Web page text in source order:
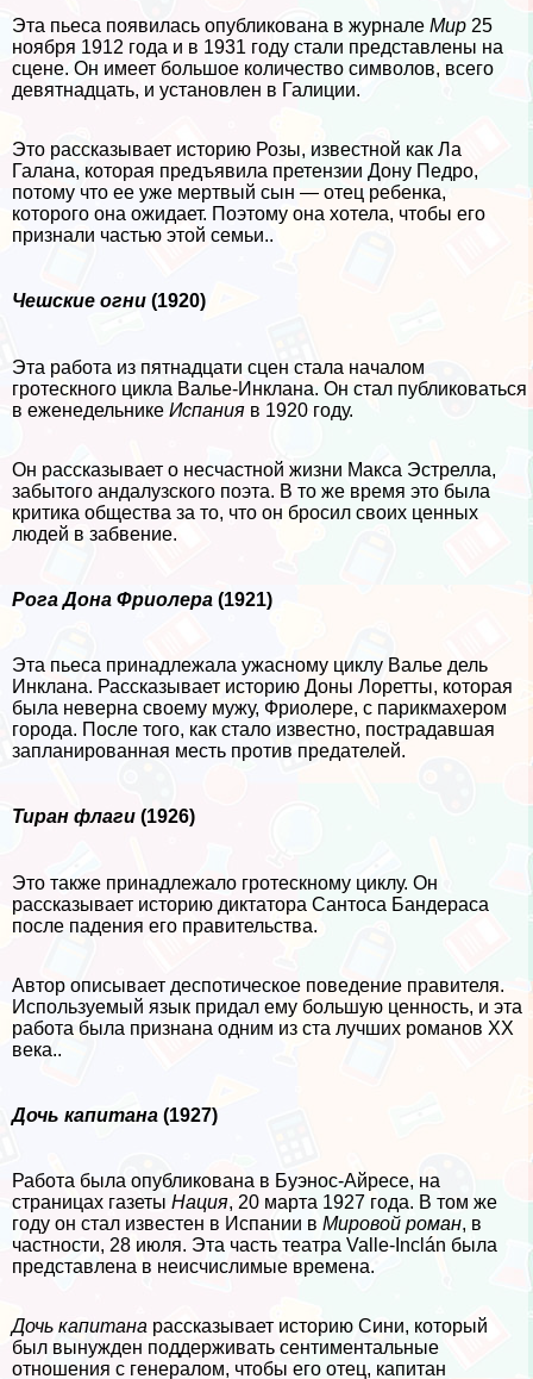
Эта пьеса появилась опубликована в журнале Мир 25
ноября 1912 года и в 1931 году стали представлены на
сцене. Он имеет большое количество символов, всего
девятнадцать, и установлен в Галиции.
Это рассказывает историю Розы, известной как Ла
Галана, которая предъявила претензии Дону Педро,
потому что ее уже мертвый сын — отец ребенка,
которого она ожидает. Поэтому она хотела, чтобы его
признали частью этой семьи..
Чешские огни (1920)
Эта работа из пятнадцати сцен стала началом
гротескного цикла Валье-Инклана. Он стал публиковаться
в еженедельнике Испания в 1920 году.
Он рассказывает о несчастной жизни Макса Эстрелла,
забытого андалузского поэта. В то же время это была
критика общества за то, что он бросил своих ценных
людей в забвение.
Рога Дона Фриолера (1921)
Эта пьеса принадлежала ужасному циклу Валье дель
Инклана. Рассказывает историю Доны Лоретты, которая
была неверна своему мужу, Фриолере, с парикмахером
города. После того, как стало известно, пострадавшая
запланированная месть против предателей.
Тиран флаги (1926)
Это также принадлежало гротескному циклу. Он
рассказывает историю диктатора Сантоса Бандераса
после падения его правительства.
Автор описывает деспотическое поведение правителя.
Используемый язык придал ему большую ценность, и эта
работа была признана одним из ста лучших романов XX
века..
Дочь капитана (1927)
Работа была опубликована в Буэнос-Айресе, на
страницах газеты Нация, 20 марта 1927 года. В том же
году он стал известен в Испании в Мировой роман, в
частности, 28 июля. Эта часть театра Valle-Inclán была
представлена ​​в неисчислимые времена.
Дочь капитана рассказывает историю Сини, который
был вынужден поддерживать сентиментальные
отношения с генералом, чтобы его отец, капитан